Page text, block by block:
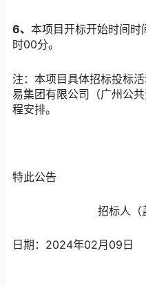
6、 本项目开标开始时间时
时00分。
注：本项目具体招标投标
易集团有限公司（广州公
程安排。
特此公告
招标人（
日期：2024年02月09日